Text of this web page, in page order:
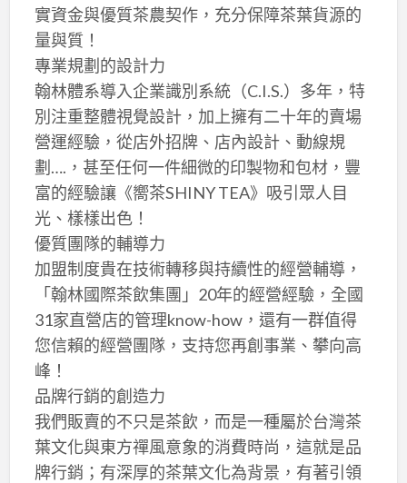
實資金與優質茶農契作，充分保障茶葉貨源的
量與質！
專業規劃的設計力
翰林體系導入企業識別系統（C.I.S.）多年，特
別注重整體視覺設計，加上擁有二十年的賣場
營運經驗，從店外招牌、店內設計、動線規
劃….，甚至任何一件細微的印製物和包材，豐
富的經驗讓《嚮茶SHINY TEA》吸引眾人目
光、樣樣出色！
優質團隊的輔導力
加盟制度貴在技術轉移與持續性的經營輔導，
「翰林國際茶飲集團」20年的經營經驗，全國
31家直營店的管理know-how，還有一群值得
您信賴的經營團隊，支持您再創事業、攀向高
峰！
品牌行銷的創造力
我們販賣的不只是茶飲，而是一種屬於台灣茶
葉文化與東方禪風意象的消費時尚，這就是品
牌行銷；有深厚的茶葉文化為背景，有著引領